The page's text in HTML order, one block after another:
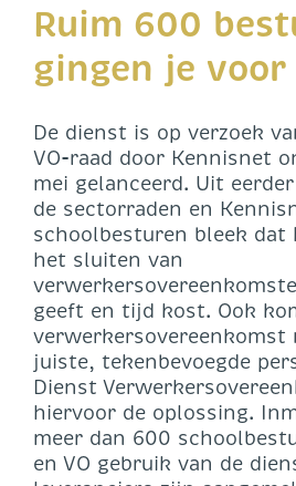
Ruim 600
gingen je voor
De dienst is op verzoek
VO-raad door Kennisnet
mei gelanceerd. Uit
de sectorraden en
schoolbesturen bleek dat
het sluiten van
geeft en tijd kost. Ook
juiste, tekenbevoegde
Dienst
hiervoor de oplossing.
meer dan 600
en VO gebruik van de